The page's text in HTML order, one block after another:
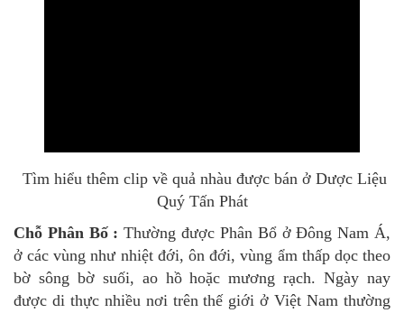
Tìm hiểu thêm clip về quả nhàu được bán ở Dược Liệu
Quý Tấn Phát
Chỗ Phân Bố :Thường được Phân Bổ ở Đông Nam Á,
ở các vùng như nhiệt đới, ôn đới, vùng ẩm thấp dọc theo
bờ sông bờ suối, ao hồ hoặc mương rạch. Ngày nay
được di thực nhiều nơi trên thế giới ở Việt Nam thường